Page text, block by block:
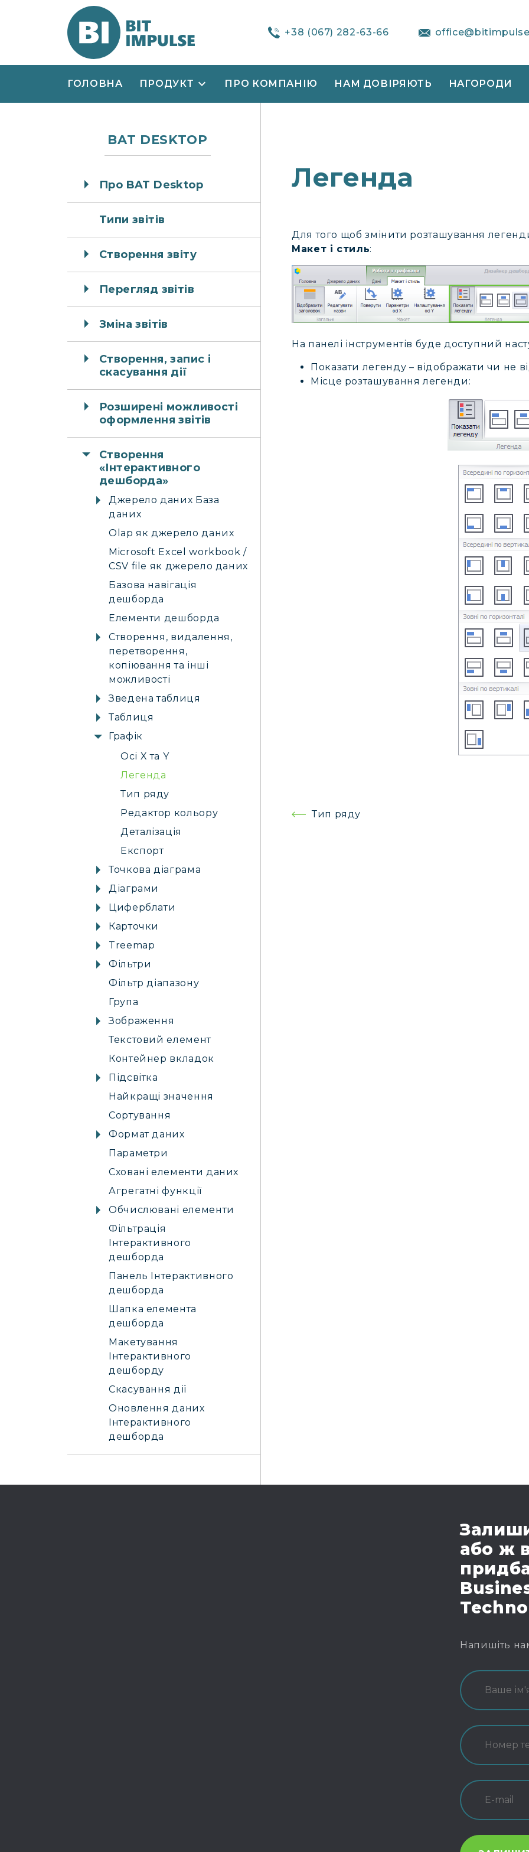
+38 (067) 282-63-66
ГОЛОВНА ПРОДУКТ ПРО КОМПАНІЮ НАМ ДОВІРЯЮТЬ НАГОРОДИ
Легенда
Для того щоб змінити розташування
Макет і стиль:
На панелі інструментів буде доступний
Показати легенду – відображати чи не
Місце розташування легенди:
Навігація
Тип ряду
BAT DESKTOP
Про BAT Desktop
Типи звітів
Створення звіту
Перегляд звітів
Зміна звітів
Створення, запис і
скасування дії
Розширені можливості
оформлення звітів
Створення
«Інтерактивного
дешборда»
Джерело даних База
даних
Olap як джерело даних
Microsoft Excel workbook /
CSV file як джерело даних
Базова навігація
дешборда
Елементи дешборда
Створення, видалення,
перетворення,
копіювання та інші
можливості
Зведена таблиця
Таблиця
Графік
Осі X та Y
Легенда
Тип ряду
Редактор кольору
Деталізація
Експорт
Точкова діаграма
Діаграми
Циферблати
Карточки
Treemap
Фільтри
Фільтр діапазону
Група
Зображення
Текстовий елемент
Контейнер вкладок
Підсвітка
Найкращі значення
Сортування
Формат даних
Параметри
Сховані елементи даних
Агрегатні функції
Обчислювані елементи
Фільтрація
Інтерактивного
дешборда
Панель Інтерактивного
дешборда
Шапка елемента
дешборда
Макетування
Інтерактивного
дешборду
Скасування дії
Оновлення даних
Інтерактивного
дешборда
або ж
Напишіть